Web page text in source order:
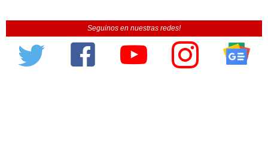
Seguinos en nuestras redes!